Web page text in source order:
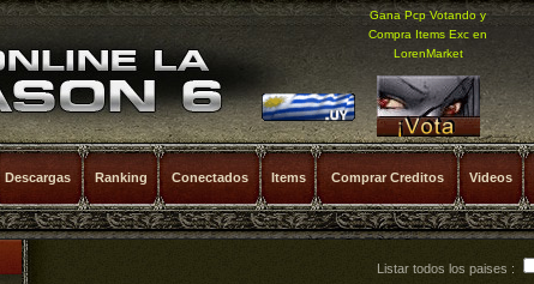
Gana Pcp Votando y
Compra Items Exc en
LorenMarket
Descargas Ranking Conectados Items Comprar Creditos Videos
Listar todos los paises :